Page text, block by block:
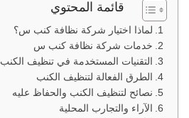
قائمة المحتوي
لماذا اختيار شركة نظافة كنب س؟
خدمات شركة نظافة كنب س
التقنيات المستخدمة في تنظيف الكنب
الطرق الفعالة لتنظيف الكنب
نصائح لتنظيف الكنب والحفاظ عليه
الآراء والتجارب المحلية